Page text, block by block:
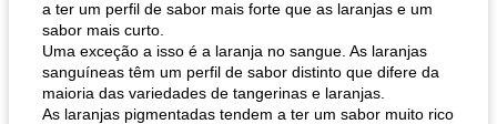
a ter um perfil de sabor mais forte que as laranjas e um
sabor mais curto.
Uma exceção a isso é a laranja no sangue. As laranjas
sanguíneas têm um perfil de sabor distinto que difere da
maioria das variedades de tangerinas e laranjas.
As laranjas pigmentadas tendem a ter um sabor muito rico